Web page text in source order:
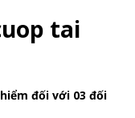
tai
đối với 03 đối